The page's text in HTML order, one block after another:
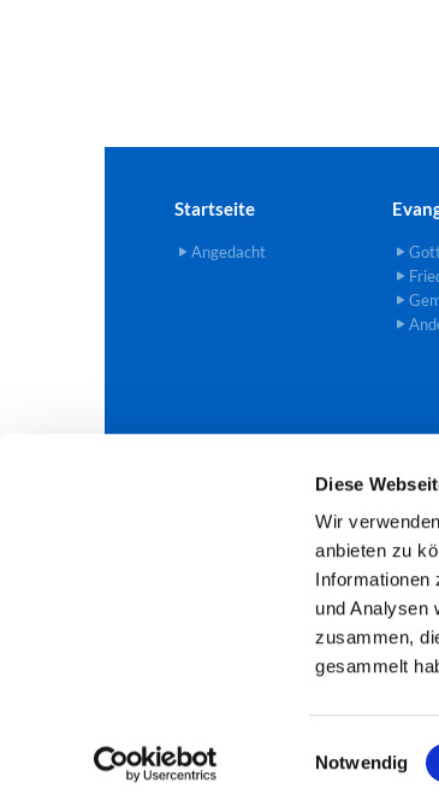
Diese
Wir
anbieten zu
Informationen
und Analysen
zusammen,
gesammelt
i
Notwendig
Startseite
Angedacht
Evangelische